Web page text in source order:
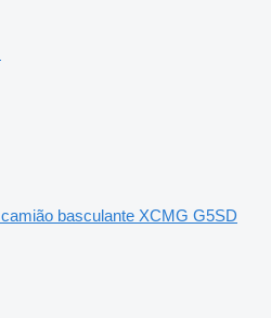
camião basculante XCMG G5SD